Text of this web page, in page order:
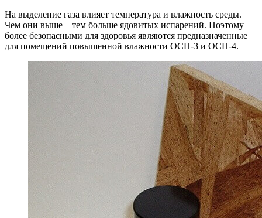
На выделение газа влияет температура и влажность среды.
Чем они выше – тем больше ядовитых испарений. Поэтому
более безопасными для здоровья являются предназначенные
для помещений повышенной влажности ОСП-3 и ОСП-4.